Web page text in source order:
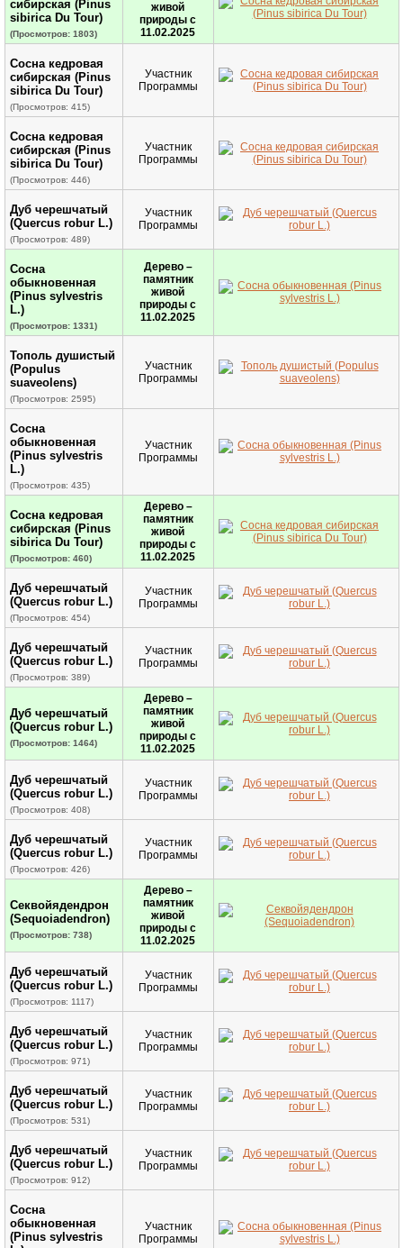
сибирская (Pinus
sibirica Du Tour)
(Просмотров: 1803)
живой
природы с
11.02.2025
Сосна кедровая
сибирская (Pinus
sibirica Du Tour)
(Просмотров: 415)
Участник
Программы
Сосна кедровая
сибирская (Pinus
sibirica Du Tour)
(Просмотров: 446)
Участник
Программы
Дуб черешчатый
(Quercus robur L.)
(Просмотров: 489)
Участник
Программы
Сосна
обыкновенная
(Pinus sylvestris
L.)
(Просмотров: 1331)
Дерево –
памятник
живой
природы с
11.02.2025
Тополь душистый
(Populus
suaveolens)
(Просмотров: 2595)
Участник
Программы
Сосна
обыкновенная
(Pinus sylvestris
L.)
(Просмотров: 435)
Участник
Программы
Сосна кедровая
сибирская (Pinus
sibirica Du Tour)
(Просмотров: 460)
Дерево –
памятник
живой
природы с
11.02.2025
Дуб черешчатый
(Quercus robur L.)
(Просмотров: 454)
Участник
Программы
Дуб черешчатый
(Quercus robur L.)
(Просмотров: 389)
Участник
Программы
Дуб черешчатый
(Quercus robur L.)
(Просмотров: 1464)
Дерево –
памятник
живой
природы с
11.02.2025
Дуб черешчатый
(Quercus robur L.)
(Просмотров: 408)
Участник
Программы
Дуб черешчатый
(Quercus robur L.)
(Просмотров: 426)
Участник
Программы
Секвойядендрон
(Sequoiadendron)
(Просмотров: 738)
Дерево –
памятник
живой
природы с
11.02.2025
Дуб черешчатый
(Quercus robur L.)
(Просмотров: 1117)
Участник
Программы
Дуб черешчатый
(Quercus robur L.)
(Просмотров: 971)
Участник
Программы
Дуб черешчатый
(Quercus robur L.)
(Просмотров: 531)
Участник
Программы
Дуб черешчатый
(Quercus robur L.)
(Просмотров: 912)
Участник
Программы
Сосна
обыкновенная
(Pinus sylvestris
Участник
Программы